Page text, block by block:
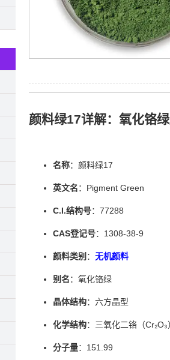
颜料绿17详解：氧化铬
名称：颜料绿17
英文名：Pigment Green
C.I.结构号：77288
CAS登记号：1308-38-9
颜料类别 ： 无机颜料
别名：氧化铬绿
晶体结构：六方晶型
化学结构：三氧化二铬（Cr₂O₃
分子量：151.99